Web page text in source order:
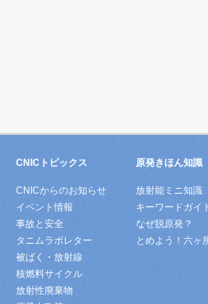
CNICトピックス
CNICからのお知らせ
イベント情報
事故と安全
タニムラボレター
被ばく・放射線
核燃料サイクル
放射性廃棄物
原発きほん知識
放射能ミニ知識
キーワードガイ
なぜ脱原発？
とめよう！六ヶ